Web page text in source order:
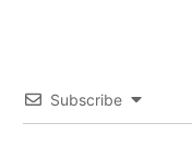
Subscribe